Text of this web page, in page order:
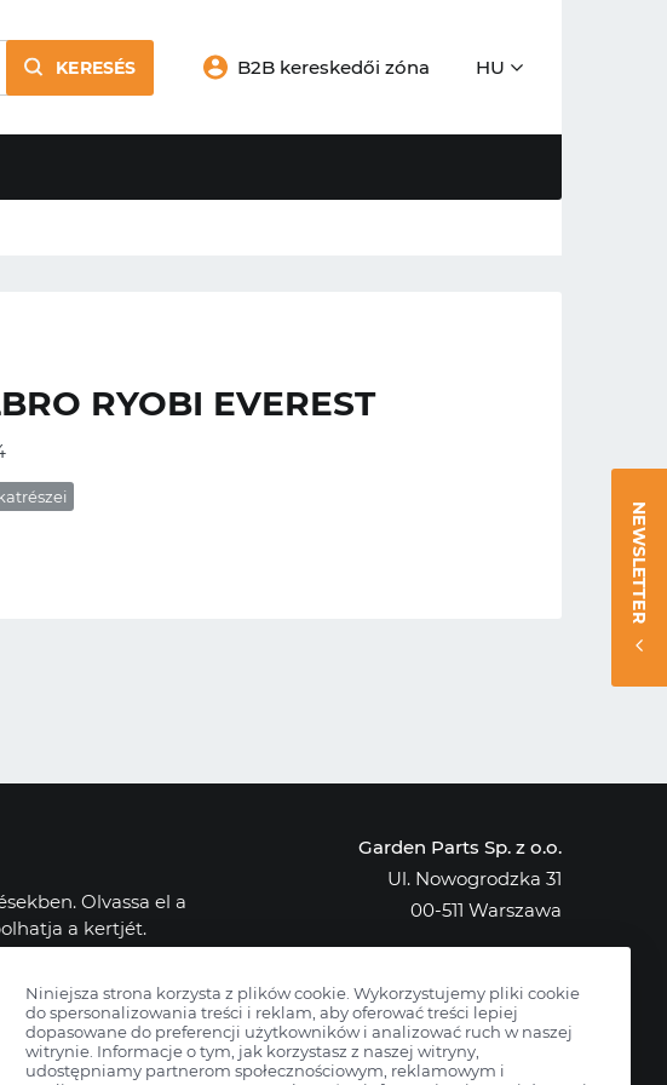
KERESÉS B2B kereskedői zóna HU
RYOBI EVEREST
NEWSLETTER
Olvassa el a
a kertjét.
hasznosak az
Garden Parts Sp. z o.o.
Ul. Nowogrodzka 31
00-511 Warszawa
NIP: 701-034-91-62
KRS: 0000431421
Niniejsza strona korzysta z plików cookie. Wykorzystujemy pliki cookie
do spersonalizowania treści i reklam, aby oferować treści lepiej
dopasowane do preferencji użytkowników i analizować ruch w naszej
witrynie. Informacje o tym, jak korzystasz z naszej witryny,
udostępniamy partnerom społecznościowym, reklamowym i